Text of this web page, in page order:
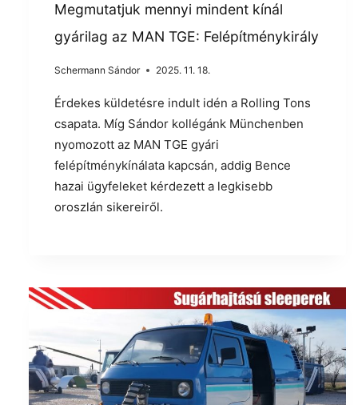
Megmutatjuk mennyi mindent kínál
gyárilag az MAN TGE: Felépítménykirály
Schermann Sándor 2025. 11. 18.
Érdekes küldetésre indult idén a Rolling Tons
csapata. Míg Sándor kollégánk Münchenben
nyomozott az MAN TGE gyári
felépítménykínálata kapcsán, addig Bence
hazai ügyfeleket kérdezett a legkisebb
oroszlán sikereiről.